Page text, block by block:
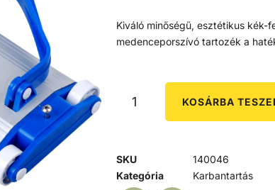
Kiváló minőségű, esztétikus kék-
medenceporszívó tartozék a
KOSÁRBA
SKU
140046
Kategória
Karbantartás